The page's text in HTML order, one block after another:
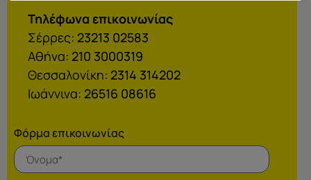
Τηλέφωνα επικοινωνίας
Σέρρες: 23213 02583
Αθήνα: 210 3000319
Θεσσαλονίκη: 2314 314202
Ιωάννινα: 26516 08616
Φόρμα επικοινωνίας